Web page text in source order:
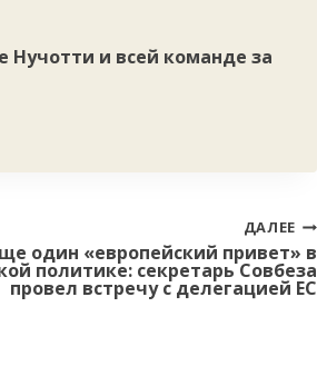
Нучотти и всей команде за
ДАЛЕЕ
один «европейский привет» в
политике: секретарь Совбеза
провел встречу с делегацией ЕС